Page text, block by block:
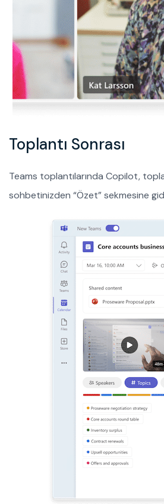
Toplantı Sonrası
Teams toplantılarında Copilot,
sohbetinizden “Özet” sekmesine